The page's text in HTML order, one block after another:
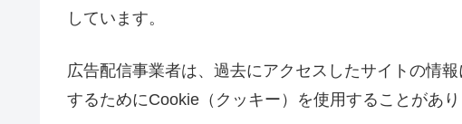
しています。
広告配信事業者は、過去にアクセスしたサイトの情
するためにCookie（クッキー）を使用することがあり